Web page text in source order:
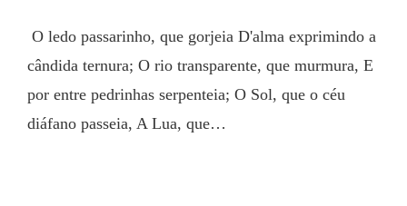
cândida ternura; O rio transparente, que murmura, E
por entre pedrinhas serpenteia; O Sol, que o céu
diáfano passeia, A Lua, que…